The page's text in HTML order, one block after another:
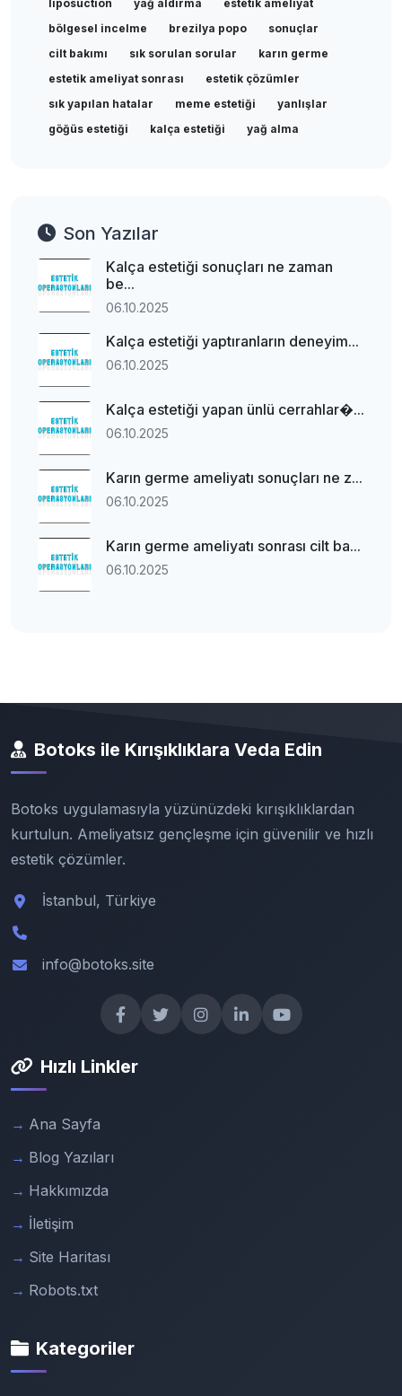
liposuction yağ aldırma
estetik ameliyat
bölgesel incelme
brezilya popo
sonuçlar
cilt bakımı
sık sorulan sorular
karın germe
estetik ameliyat sonrası
estetik çözümler
sık yapılan hatalar
meme estetiği
yanlışlar
göğüs estetiği
kalça estetiği yağ alma
Son Yazılar
Kalça estetiği sonuçları ne zaman
be...
06.10.2025
Kalça estetiği yaptıranların deneyim...
06.10.2025
Kalça estetiği yapan ünlü cerrahlar�...
06.10.2025
Karın germe ameliyatı sonuçları ne z...
06.10.2025
Karın germe ameliyatı sonrası cilt ba...
06.10.2025
Botoks ile Kırışıklıklara Veda Edin
Botoks uygulamasıyla yüzünüzdeki kırışıklıklardan
kurtulun. Ameliyatsız gençleşme için güvenilir ve hızlı
estetik çözümler.
İstanbul, Türkiye
info@botoks.site
Hızlı Linkler
Ana Sayfa
Blog Yazıları
Hakkımızda
İletişim
Site Haritası
Robots.txt
Kategoriler